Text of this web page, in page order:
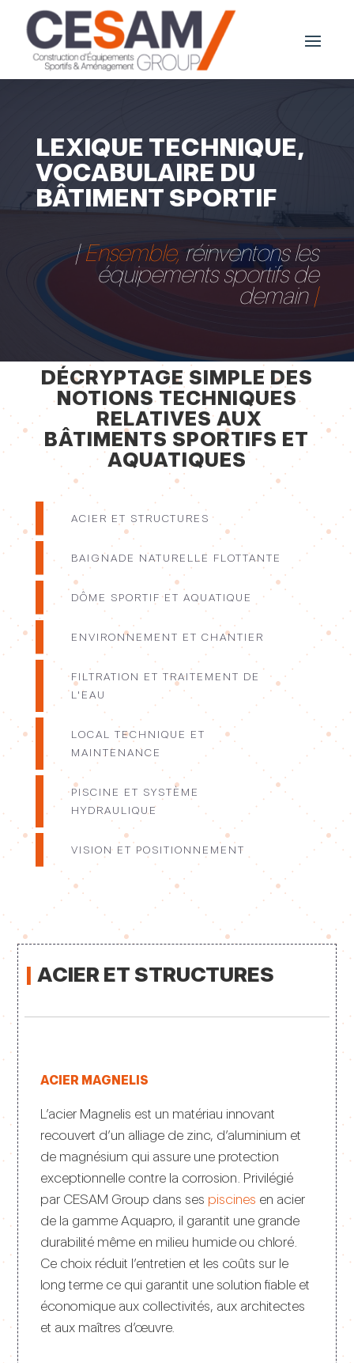
LEXIQUE TECHNIQUE,
VOCABULAIRE DU
BÂTIMENT SPORTIF
|Ensemble,réinventons les
équipements sportifs de
demain |
DÉCRYPTAGE SIMPLE DES
NOTIONS TECHNIQUES
RELATIVES AUX
BÂTIMENTS SPORTIFS ET
AQUATIQUES
ACIER ET STRUCTURES
BAIGNADE NATURELLE FLOTTANTE
DÔME SPORTIF ET AQUATIQUE
ENVIRONNEMENT ET CHANTIER
FILTRATION ET TRAITEMENT DE
L'EAU
LOCAL TECHNIQUE ET
MAINTENANCE
PISCINE ET SYSTÈME
HYDRAULIQUE
VISION ET POSITIONNEMENT
| ACIER ET STRUCTURES
ACIER MAGNELIS
L’acier Magnelis est un matériau innovant
recouvert d’un alliage de zinc, d’aluminium et
de magnésium qui assure une protection
exceptionnelle contre la corrosion. Privilégié
par CESAM Group dans ses piscines en acier
de la gamme Aquapro, il garantit une grande
durabilité même en milieu humide ou chloré.
Ce choix réduit l’entretien et les coûts sur le
long terme ce qui garantit une solution fiable et
économique aux collectivités, aux architectes
et aux maîtres d’œuvre.